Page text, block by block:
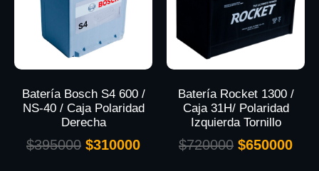
Batería Bosch S4 600 /
NS-40 / Caja Polaridad
Derecha
$395000 $310000
Batería Rocket 1300 /
Caja 31H/ Polaridad
Izquierda Tornillo
$720000 $650000